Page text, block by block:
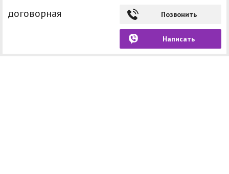
договорная Позвонить
Написать